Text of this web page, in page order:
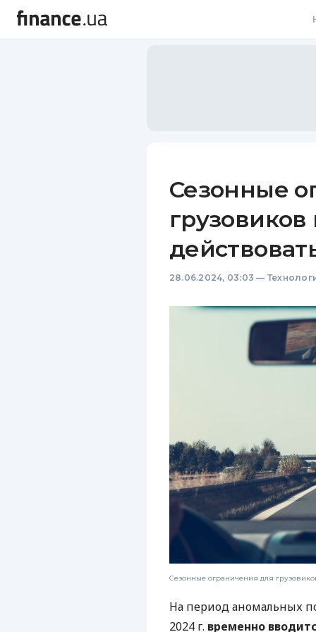
Сезонные
28.06.2024, 03:03 —
Сезонные ограничения для
На период аномальных
2024 г. временно